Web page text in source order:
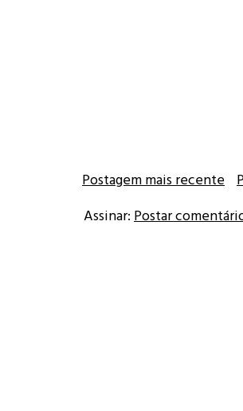
Postagem mais recente
Assinar: Postar